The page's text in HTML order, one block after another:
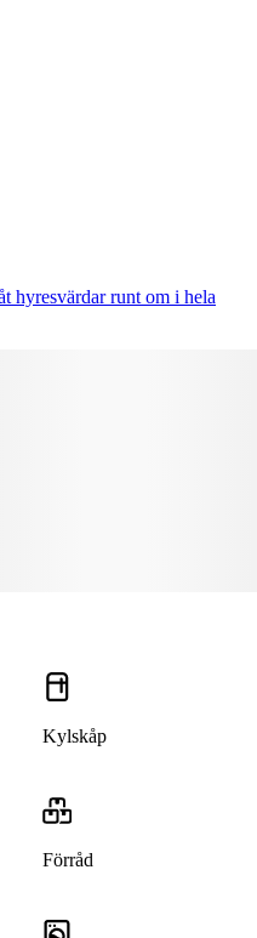
hyresvärdar runt om i hela
Kylskåp
Förråd